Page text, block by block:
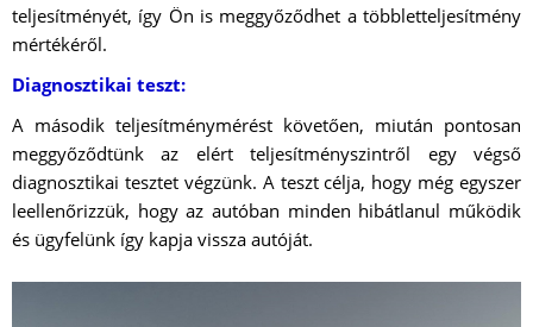
teljesítményét, így Ön is meggyőződhet a többletteljesítmény
mértékéről.
Diagnosztikai teszt:
A második teljesítménymérést követően, miután pontosan
meggyőződtünk az elért teljesítményszintről egy végső
diagnosztikai tesztet végzünk. A teszt célja, hogy még egyszer
leellenőrizzük, hogy az autóban minden hibátlanul működik
és ügyfelünk így kapja vissza autóját.